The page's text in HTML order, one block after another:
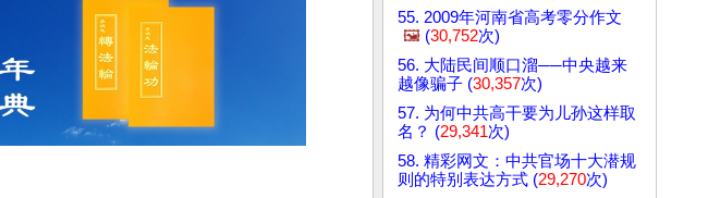
55. 2009年河南省高考零分作文
🖼️ (30,752次)
56. 大陆民间顺口溜──中央越来
越像骗子 (30,357次)
57. 为何中共高干要为儿孙这样取
名？ (29,341次)
58. 精彩网文：中共官场十大潜规
则的特别表达方式 (29,270次)